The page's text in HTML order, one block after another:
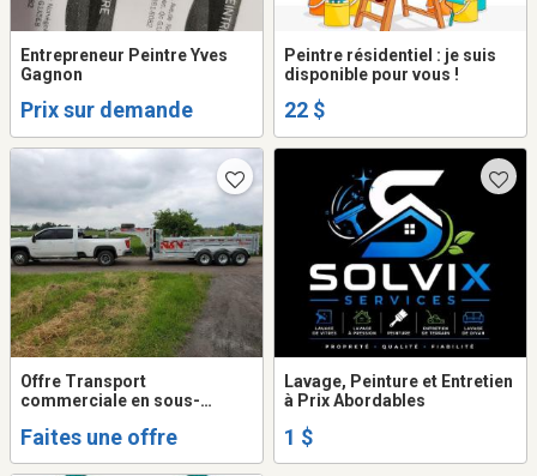
Entrepreneur Peintre Yves
Gagnon
Prix sur demande
Peintre résidentiel : je suis
disponible pour vous !
22 $
Offre Transport
commerciale en sous-
Faites une offre
Lavage, Peinture et Entretien
à Prix Abordables
1 $